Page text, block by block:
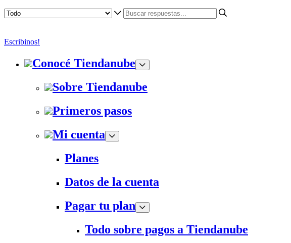
Escribinos!
Conocé Tiendanube
Sobre Tiendanube
Primeros pasos
Mi cuenta
Planes
Datos de la cuenta
Pagar tu plan
Todo sobre pagos a Tiendanube